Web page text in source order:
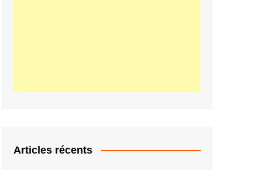
Articles récents